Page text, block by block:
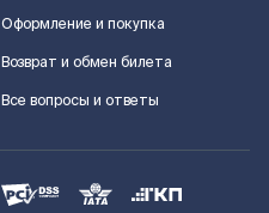
Оформление и покупка
Возврат и обмен билета
Все вопросы и ответы